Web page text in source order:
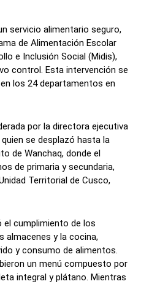
servicio alimentario seguro,
de Alimentación Escolar
e Inclusión Social (Midis),
control. Esta intervención se
los 24 departamentos en
por la directora ejecutiva
quien se desplazó hasta la
de Wanchaq, donde el
de primaria y secundaria,
Territorial de Cusco,
el cumplimiento de los
almacenes y la cocina,
y consumo de alimentos.
un menú compuesto por
integral y plátano. Mientras